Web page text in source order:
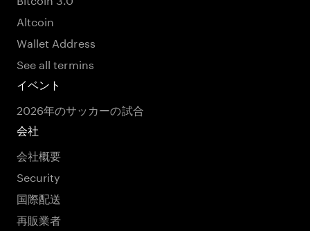
Altcoin
Wallet Address
See all termins
イベント
2026年のサッカーの試合
会社
会社概要
Security
国際配送
再販業者